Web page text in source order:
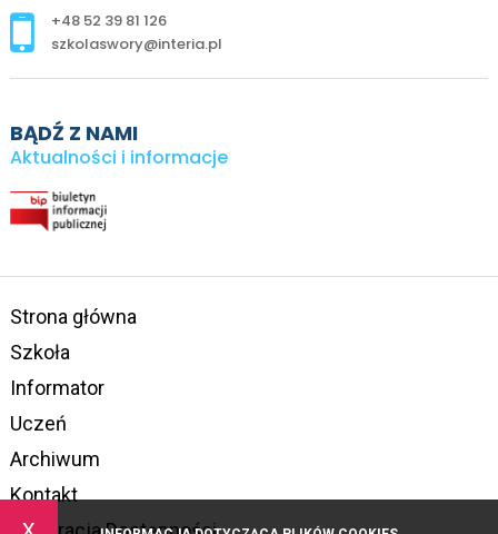
+48 52 39 81 126
szkolaswory@interia.pl
BĄDŹ Z NAMI
Aktualności i informacje
Strona główna
Szkoła
Informator
Uczeń
Archiwum
Kontakt